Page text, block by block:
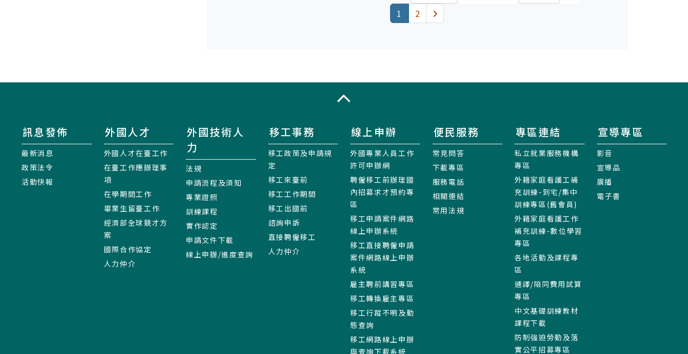
1
(current)
2 下一頁
訊息發佈
最新消息
政策法令
活動快報
外國人才
外國人才在臺工作
在臺工作應辦理事
項
在學期間工作
畢業生留臺工作
經濟部全球競才方
案
國際合作協定
人力仲介
外國技術人
力
法規
申請流程及須知
專業證照
訓練課程
實作認定
申請文件下載
線上申辦/進度查詢
移工事務
移工政策及申請規
定
移工來臺前
移工工作期間
移工出國前
諮詢申訴
直接聘僱移工
人力仲介
線上申辦
外國專業人員工作
許可申辦網
聘僱移工前辦理國
內招募求才預約專
區
移工申請案件網路
線上申辦系統
移工直接聘僱申請
案件網路線上申辦
系統
雇主聘前講習專區
移工轉換雇主專區
移工行蹤不明及動
態查詢
移工網路線上申辦
與查詢下載系統
便民服務
常見問答
下載專區
服務電話
相關連結
常用法規
專區連結
私立就業服務機構
專區
外籍家庭看護工補
充訓練-到宅/集中
訓練專區(舊會員)
外籍家庭看護工作
補充訓練-數位學習
專區
各地活動及課程專
區
通譯/陪同費用試算
專區
中文基礎訓練教材
課程下載
防制強迫勞動及落
實公平招募專區
宣導專區
影音
宣導品
廣播
電子書